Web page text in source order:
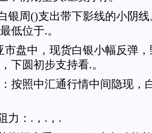
周()支出带下影线的小阴线
低位于.。
中，现货白银小幅反弹，
下圆初步支持看.。
照中汇通行情中间隐现，
：.，.，.